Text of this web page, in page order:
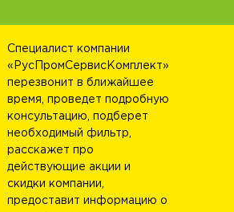
Специалист компании
«РусПромСервисКомплект»
перезвонит в ближайшее
время, проведет подробную
консультацию, подберет
необходимый фильтр,
расскажет про
действующие акции и
скидки компании,
предоставит информацию о